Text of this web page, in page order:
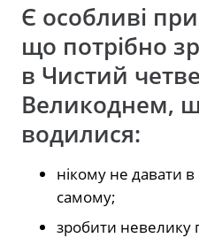
Є особливі
що потрібно
в Чистий
Великоднем,
водилися:
нікому не давати
самому;
зробити невелику